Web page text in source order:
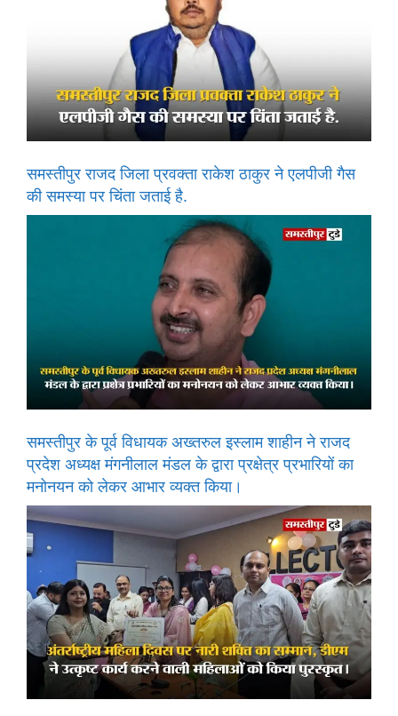
समस्तीपुर राजद जिला प्रवक्ता राकेश ठाकुर ने एलपीजी गैस
की समस्या पर चिंता जताई है.
समस्तीपुर के पूर्व विधायक अख्तरुल इस्लाम शाहीन ने राजद
प्रदेश अध्यक्ष मंगनीलाल मंडल के द्वारा प्रक्षेत्र प्रभारियों का
मनोनयन को लेकर आभार व्यक्त किया।